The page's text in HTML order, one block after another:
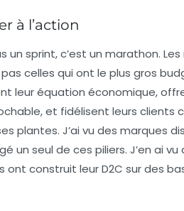
à l’action
un sprint, c’est un marathon.
celles qui ont le plus gros
leur équation économique,
et fidélisent leurs clients
plantes. J’ai vu des marques
un seul de ces piliers. J’en ai vu
ont construit leur D2C sur des